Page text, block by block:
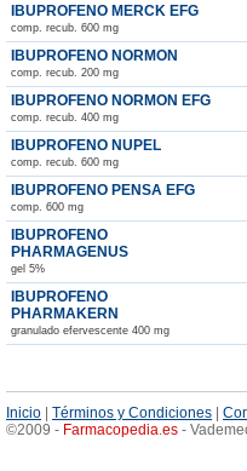
IBUPROFENO MERCK EFG
comp. recub. 600 mg
IBUPROFENO NORMON
comp. recub. 200 mg
IBUPROFENO NORMON EFG
comp. recub. 400 mg
IBUPROFENO NUPEL
comp. recub. 600 mg
IBUPROFENO PENSA EFG
comp. 600 mg
IBUPROFENO
PHARMAGENUS
gel 5%
IBUPROFENO
PHARMAKERN
granulado efervescente 400 mg
Inicio | Términos y Condiciones |
©2009 - Farmacopedia es -